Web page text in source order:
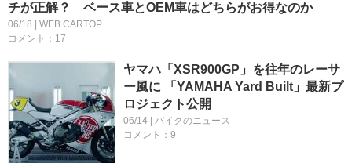
チが正解？ ベース車とOEM車はどちらがお得なのか
06/18 | WEB CARTOP
コメント：17
ヤマハ「XSR900GP」を往年のレーサ
ー風に 「YAMAHA Yard Built」最新プ
ロジェクト公開
06/14 | バイクのニュース
コメント：9